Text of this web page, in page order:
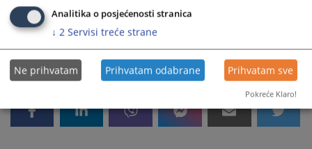
8775ПРЕГЛЕДА
Analitika o posjećenosti stranica
↓ 2 Servisi treće strane
Ne prihvatam Prihvatam odabrane Prihvatam sve
Pokreće Klaro!